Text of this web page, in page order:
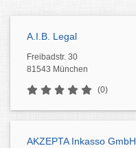
A.I.B. Legal
Freibadstr. 30
81543 München
(0)
AKZEPTA Inkasso GmbH